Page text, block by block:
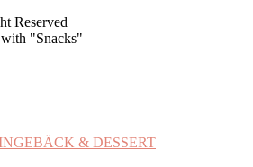
Reserved
with "Snacks"
& DESSERT